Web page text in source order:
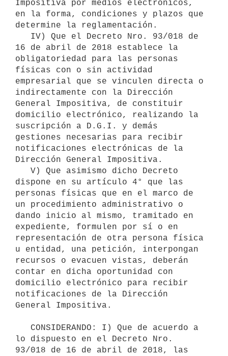
Impositiva por medios electrónicos,
en la forma, condiciones y plazos que
determine la reglamentación.
16 de abril de 2018 establece la
obligatoriedad para las personas
físicas con o sin actividad
empresarial que se vinculen directa o
indirectamente con la Dirección
General Impositiva, de constituir
domicilio electrónico, realizando la
suscripción a D.G.I. y demás
gestiones necesarias para recibir
notificaciones electrónicas de la
Dirección General Impositiva.
dispone en su artículo 4° que las
personas físicas que en el marco de
un procedimiento administrativo o
dando inicio al mismo, tramitado en
expediente, formulen por sí o en
representación de otra persona física
u entidad, una petición, interpongan
recursos o evacuen vistas, deberán
contar en dicha oportunidad con
domicilio electrónico para recibir
notificaciones de la Dirección
General Impositiva.
lo dispuesto en el Decreto Nro.
93/018 de 16 de abril de 2018, las